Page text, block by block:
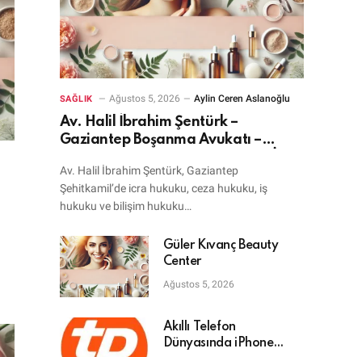
SAĞLIK Ağustos 5, 2026 Aylin Ceren Aslanoğlu
Av. Halil İbrahim Şentürk –
Gaziantep Boşanma Avukatı –
Avukatı
Av. Halil İbrahim Şentürk, Gaziantep
Şehitkamil’de icra hukuku, ceza hukuku, iş
hukuku ve bilişim hukuku…
Güler Kıvanç Beauty
Center
Ağustos 5, 2026
Akıllı Telefon
Dünyasında iPhone